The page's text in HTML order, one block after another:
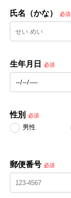
氏名（かな） 必須
生年月日 必須
性別 必須
男性
郵便番号 必須